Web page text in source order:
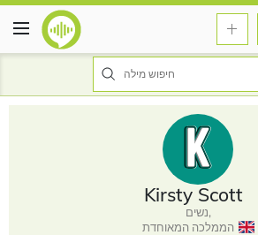
Kirsty Scott
נשים,
הממלכה המאוחדת